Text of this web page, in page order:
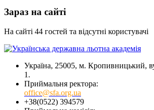
Зараз на сайті
На сайті 44 гостей та відсутні користувачі
Україна, 25005, м. Кропивницький,
1.
Приймальня ректора:
office@sfa.org.ua
+38(0522) 394579